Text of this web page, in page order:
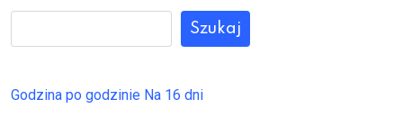
Szukaj
Godzina po godzinie Na 16 dni